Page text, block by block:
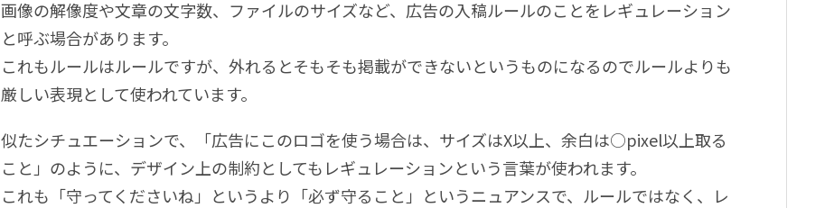
画像の解像度や文章の文字数、ファイルのサイズなど、広告の入稿ルールのことをレギュレーション
と呼ぶ場合があります。
これもルールはルールですが、外れるとそもそも掲載ができないというものになるのでルールよりも
厳しい表現として使われています。
似たシチュエーションで、「広告にこのロゴを使う場合は、サイズはX以上、余白は○pixel以上取る
こと」のように、デザイン上の制約としてもレギュレーションという言葉が使われます。
これも「守ってくださいね」というより「必ず守ること」というニュアンスで、ルールではなく、レ